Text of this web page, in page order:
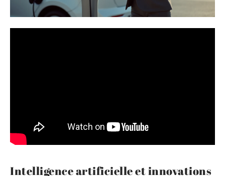
Intelligence artificielle et innovations